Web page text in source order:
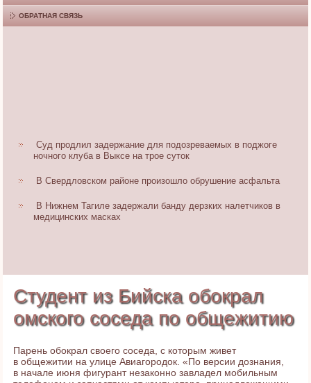
ОБРАТНАЯ СВЯЗЬ
Суд продлил задержание для подозреваемых в поджоге
ночного клуба в Выксе на трое суток
В Свердловском районе произошло обрушение асфальта
В Нижнем Тагиле задержали банду дерзких налетчиков в
медицинских масках
Студент из Бийска обокрал
омского соседа по общежитию
Парень обокрал своего соседа, с которым живет
в общежитии на улице Авиагородок. «По версии дознания,
в начале июня фигурант незаконно завладел мобильным